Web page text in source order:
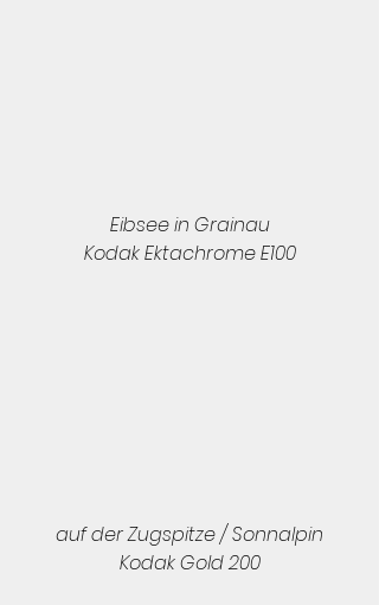
Eibsee in Grainau
Kodak Ektachrome E100
auf der Zugspitze / Sonnalpin
Kodak Gold 200